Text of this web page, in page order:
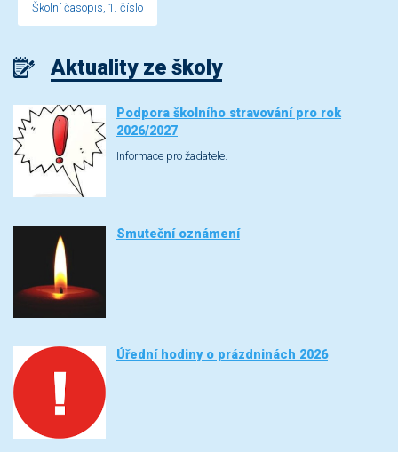
Školní časopis, 1. číslo
Aktuality ze školy
Podpora školního stravování pro rok
2026/2027
Informace pro žadatele.
Smuteční oznámení
Úřední hodiny o prázdninách 2026